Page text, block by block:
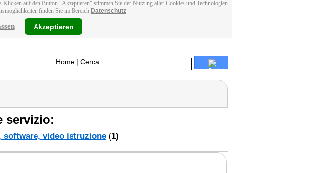
auf den Button "Akzeptieren" stimmen Sie der Nutzung aller Cookies und Technologien
finden Sie im Bereich Datenschutz
Akzeptieren
Home | Cerca:
servizio:
software, video istruzione (1)